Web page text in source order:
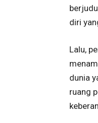
diri
Lalu,
dunia
ruang